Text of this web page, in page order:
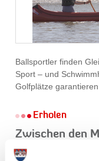
Ballsportler finden
Sport – und
Golfplätze
Erholen
Zwischen den
gelassener dahin.